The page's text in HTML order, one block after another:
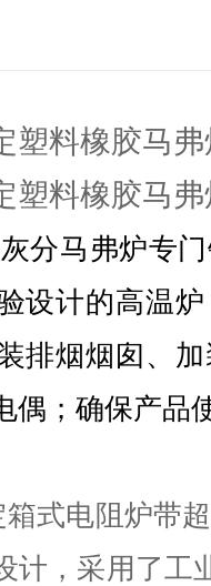
塑料橡胶马弗
塑料橡胶马
分马弗炉专
设计的高温
排烟烟囱、
偶；确保产品
箱式电阻炉带
计，采用了工